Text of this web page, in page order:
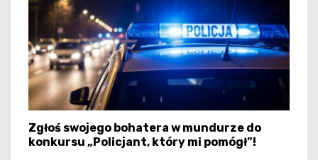
Zgłoś swojego bohatera w mundurze do
konkursu „Policjant, który mi pomógł”!